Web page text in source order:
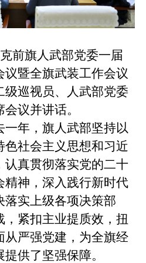
旗人武部党委一届
暨全旗武装工作会议
级巡视员、人武部党委
议并讲话。
年，旗人武部坚持以
色社会主义思想和习近
认真贯彻落实党的二十
精神，深入践行新时代
落实上级各项决策部
，紧扣主业提质效，扭
从严强党建，为全旗经
供了坚强保障。